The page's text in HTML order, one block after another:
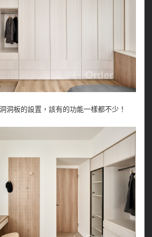
洞板的設置，該有的功能一樣都不少！